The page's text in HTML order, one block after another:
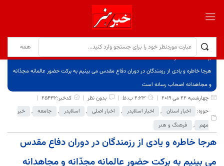
برگ نخست
نوشته‌ها
هرجا خاطره و یادی از رزمندگان در دوران دفاع مقدس می بینیم به برکت حضور عالمانه مجدّانه
و مجاهدانه اصحاب رسانه است
چهارشنبه 22 می 2019
2:23 ب.ظ بدون نظر
کدخبر:25432
حوزه:
اخبار استان , اخبار اسلایدر , اخبار اصلی , اسلایدر , جامعه ,
خبر
مهم , فرهنگ و هنر
هرجا خاطره و یادی از رزمندگان در دوران دفاع مقدس
می بینیم به برکت حضور عالمانه مجدّانه و مجاهدانه